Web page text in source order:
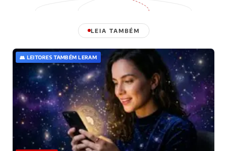
LEIA TAMBÉM
👥 LEITORES TAMBÉM LERAM